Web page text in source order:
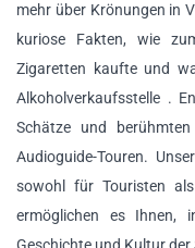
mehr über Krönungen in
kuriose Fakten, wie
Zigaretten kaufte und
Alkoholverkaufsstelle .
Schätze und
Audioguide-Touren.
sowohl für Touristen
ermöglichen es Ihnen,